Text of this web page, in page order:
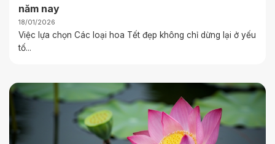
năm nay
18/01/2026
Việc lựa chọn Các loại hoa Tết đẹp không chỉ dừng lại ở yếu
tố...